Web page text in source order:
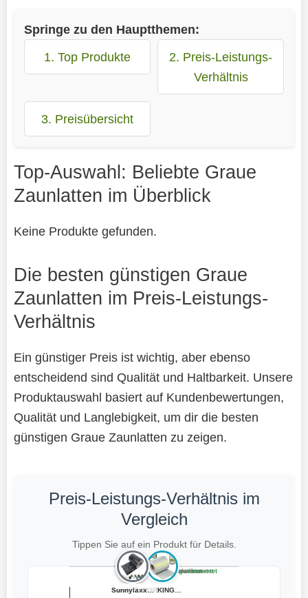
Springe zu den Hauptthemen:
1. Top Produkte
2. Preis-Leistungs-
Verhältnis
3. Preisübersicht
Top-Auswahl: Beliebte Graue
Zaunlatten im Überblick
Keine Produkte gefunden.
Die besten günstigen Graue
Zaunlatten im Preis-Leistungs-
Verhältnis
Ein günstiger Preis ist wichtig, aber ebenso
entscheidend sind Qualität und Haltbarkeit. Unsere
Produktauswahl basiert auf Kundenbewertungen,
Qualität und Langlebigkeit, um dir die besten
günstigen Graue Zaunlatten zu zeigen.
Preis-Leistungs-Verhältnis im
Vergleich
Tippen Sie auf ein Produkt für Details.
Teuer, gut bewertet
Teuer, schlecht bewertet
Preiswert, gut bewertet
Preiswert, schlecht bewertet
Mega Holz WPC Z...vidaXL Lattenza...
hanit® Zaunlatt...
Sunnylaxx PVC S...